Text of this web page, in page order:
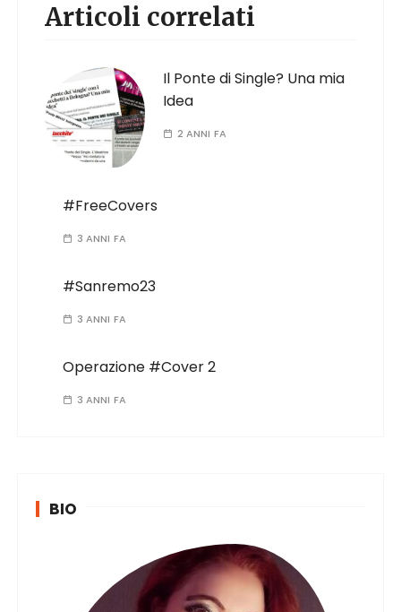
Articoli correlati
Il Ponte di Single? Una mia
Idea
2 ANNI FA
#FreeCovers
3 ANNI FA
#Sanremo23
3 ANNI FA
Operazione #Cover 2
3 ANNI FA
BIO